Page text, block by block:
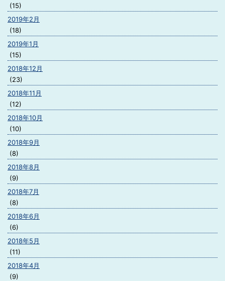
(15)
2019年2月
(18)
2019年1月
(15)
2018年12月
(23)
2018年11月
(12)
2018年10月
(10)
2018年9月
(8)
2018年8月
(9)
2018年7月
(8)
2018年6月
(6)
2018年5月
(11)
2018年4月
(9)